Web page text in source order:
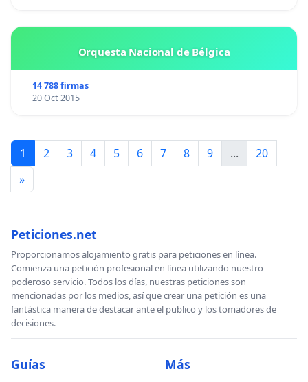
Orquesta Nacional de Bélgica
14 788 firmas
20 Oct 2015
1 2 3 4 5 6 7 8 9 ...
20
»
Peticiones.net
Proporcionamos alojamiento gratis para peticiones en línea.
Comienza una petición profesional en línea utilizando nuestro
poderoso servicio. Todos los días, nuestras peticiones son
mencionadas por los medios, así que crear una petición es una
fantástica manera de destacar ante el publico y los tomadores de
decisiones.
Guías Más